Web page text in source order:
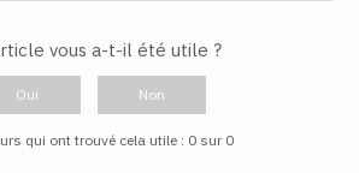
vous a-t-il été utile ?
Oui Non
qui ont trouvé cela utile : 0 sur 0